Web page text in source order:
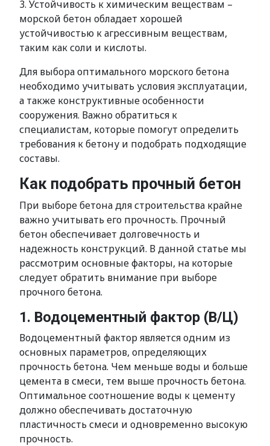
3. Устойчивость к химическим веществам –
морской бетон обладает хорошей
устойчивостью к агрессивным веществам,
таким как соли и кислоты.
Для выбора оптимального морского бетона
необходимо учитывать условия эксплуатации,
а также конструктивные особенности
сооружения. Важно обратиться к
специалистам, которые помогут определить
требования к бетону и подобрать подходящие
составы.
Как подобрать прочный бетон
При выборе бетона для строительства крайне
важно учитывать его прочность. Прочный
бетон обеспечивает долговечность и
надежность конструкций. В данной статье мы
рассмотрим основные факторы, на которые
следует обратить внимание при выборе
прочного бетона.
1. Водоцементный фактор (В/Ц)
Водоцементный фактор является одним из
основных параметров, определяющих
прочность бетона. Чем меньше воды и больше
цемента в смеси, тем выше прочность бетона.
Оптимальное соотношение воды к цементу
должно обеспечивать достаточную
пластичность смеси и одновременно высокую
прочность.